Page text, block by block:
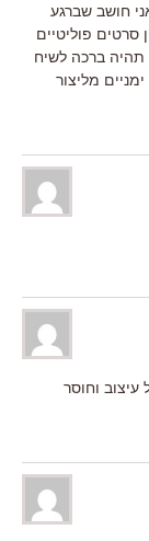
חושב שברגע
פוליטיים
תהיה ברכה לשיח
מליצור
וחוסר